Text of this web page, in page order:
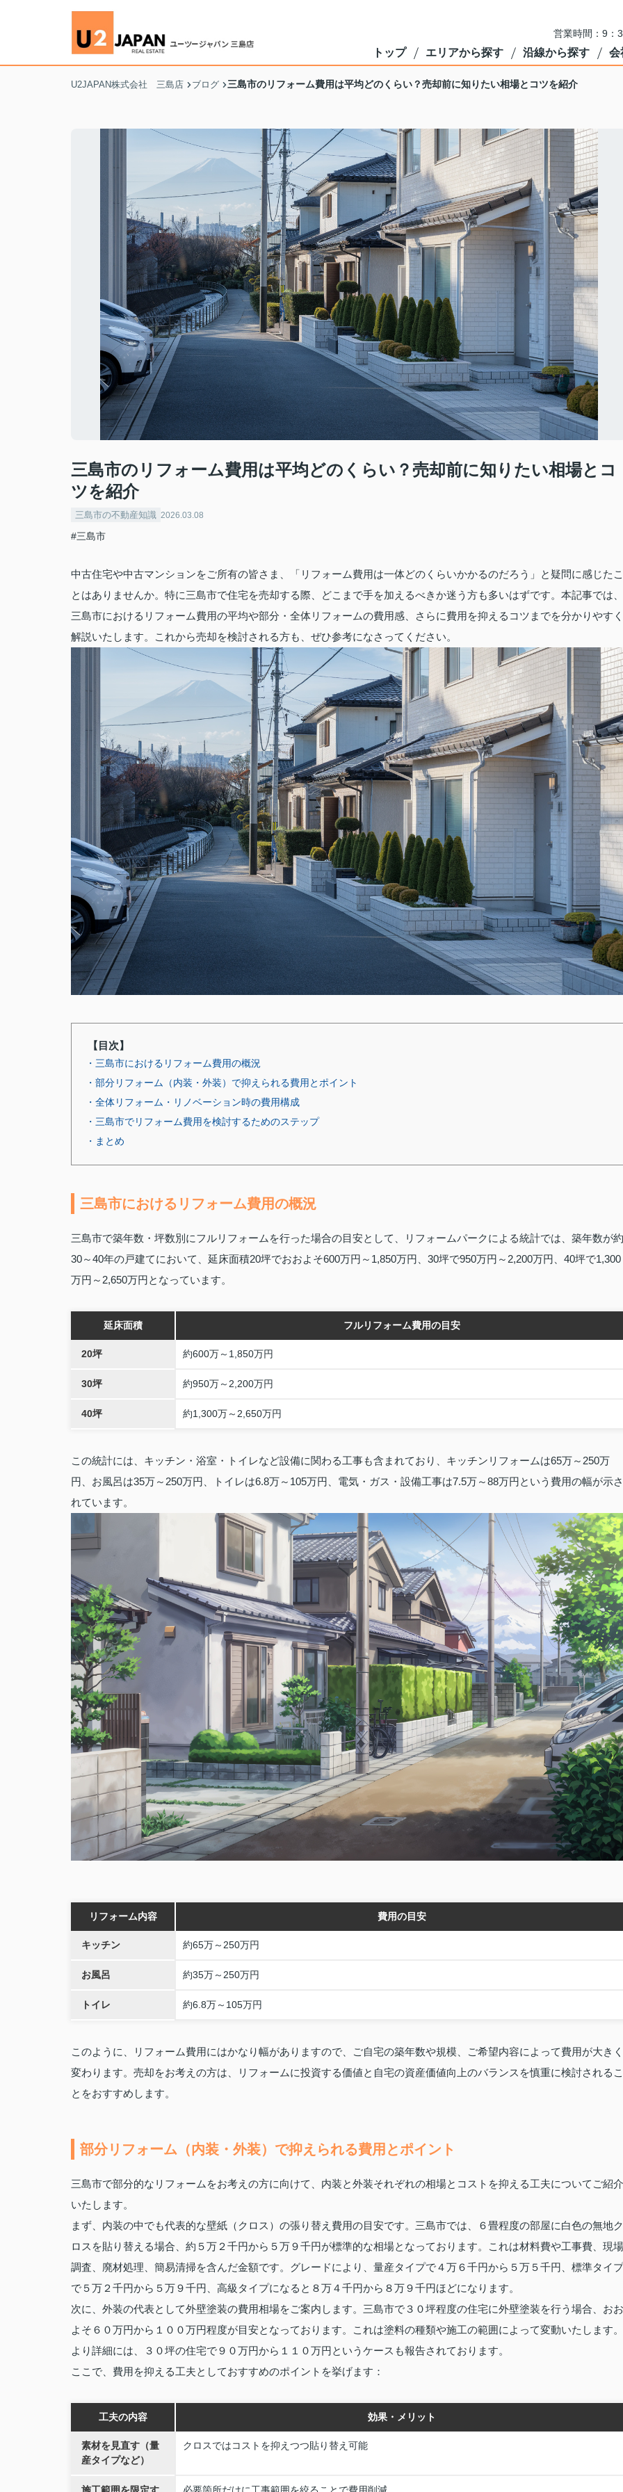
営業時間：9：
トップ エリアから探す 沿線から探す 会
U2JAPAN株式会社 三島店 ブログ 三島市のリフォーム費用は平均どのくらい？売却前に知りたい相場とコツを紹介
三島市のリフォーム費用は平均どのくらい？売却前に知りたい相場とコ
ツを紹介
三島市の不動産知識 2026.03.08
#三島市
中古住宅や中古マンションをご所有の皆さま、「リフォーム費用は一体どのくらいかかるのだろう」と疑問に感じたこ
とはありませんか。特に三島市で住宅を売却する際、どこまで手を加えるべきか迷う方も多いはずです。本記事では、
三島市におけるリフォーム費用の平均や部分・全体リフォームの費用感、さらに費用を抑えるコツまでを分かりやすく
解説いたします。これから売却を検討される方も、ぜひ参考になさってください。
【目次】
・三島市におけるリフォーム費用の概況
・部分リフォーム（内装・外装）で抑えられる費用とポイント
・全体リフォーム・リノベーション時の費用構成
・三島市でリフォーム費用を検討するためのステップ
・まとめ
三島市におけるリフォーム費用の概況
三島市で築年数・坪数別にフルリフォームを行った場合の目安として、リフォームパークによる統計では、築年数が約
30～40年の戸建てにおいて、延床面積20坪でおおよそ600万円～1,850万円、30坪で950万円～2,200万円、40坪で1,300
万円～2,650万円となっています。
延床面積 フルリフォーム費用の目安
20坪 約600万～1,850万円
30坪 約950万～2,200万円
40坪 約1,300万～2,650万円
この統計には、キッチン・浴室・トイレなど設備に関わる工事も含まれており、キッチンリフォームは65万～250万
円、お風呂は35万～250万円、トイレは6.8万～105万円、電気・ガス・設備工事は7.5万～88万円という費用の幅が示さ
れています。
リフォーム内容 費用の目安
キッチン 約65万～250万円
お風呂 約35万～250万円
トイレ 約6.8万～105万円
このように、リフォーム費用にはかなり幅がありますので、ご自宅の築年数や規模、ご希望内容によって費用が大きく
変わります。売却をお考えの方は、リフォームに投資する価値と自宅の資産価値向上のバランスを慎重に検討されるこ
とをおすすめします。
部分リフォーム（内装・外装）で抑えられる費用とポイント
三島市で部分的なリフォームをお考えの方に向けて、内装と外装それぞれの相場とコストを抑える工夫についてご紹介
いたします。
まず、内装の中でも代表的な壁紙（クロス）の張り替え費用の目安です。三島市では、６畳程度の部屋に白色の無地ク
ロスを貼り替える場合、約５万２千円から５万９千円が標準的な相場となっております。これは材料費や工事費、現場
調査、廃材処理、簡易清掃を含んだ金額です。グレードにより、量産タイプで４万６千円から５万５千円、標準タイプ
で５万２千円から５万９千円、高級タイプになると８万４千円から８万９千円ほどになります。
次に、外装の代表として外壁塗装の費用相場をご案内します。三島市で３０坪程度の住宅に外壁塗装を行う場合、おお
よそ６０万円から１００万円程度が目安となっております。これは塗料の種類や施工の範囲によって変動いたします。
より詳細には、３０坪の住宅で９０万円から１１０万円というケースも報告されております。
ここで、費用を抑える工夫としておすすめのポイントを挙げます：
工夫の内容 効果・メリット
素材を見直す（量
産タイプなど）
クロスではコストを抑えつつ貼り替え可能